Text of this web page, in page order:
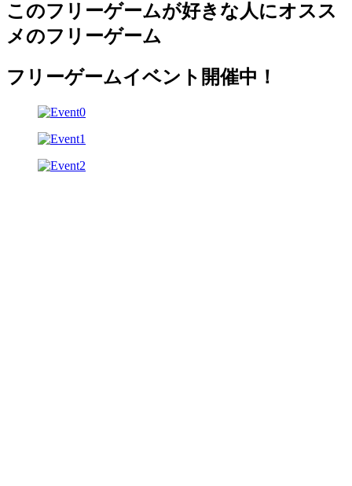
このフリーゲームが好きな人にオスス
メのフリーゲーム
フリーゲームイベント開催中！